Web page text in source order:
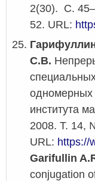
2(30). С. 45–
52. URL:
С.В.
одномерных
института
2008. Т. 14,
URL: https://
Garifullin
conjugation